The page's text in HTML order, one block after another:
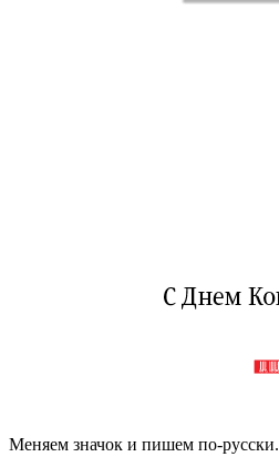
Меняем значок и пишем по-русски.